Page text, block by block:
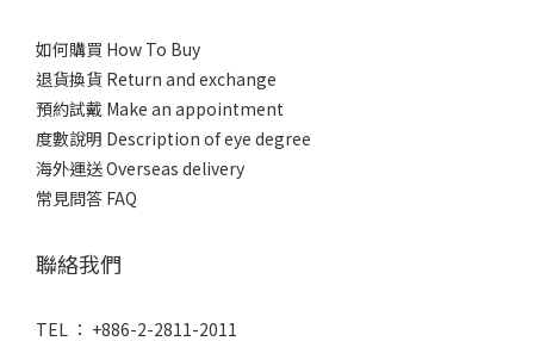
如何購買 How To Buy
退貨換貨 Return and exchange
預約試戴 Make an appointment
度數說明 Description of eye degree
海外運送 Overseas delivery
常見問答 FAQ
聯絡我們
TEL ： +886-2-2811-2011